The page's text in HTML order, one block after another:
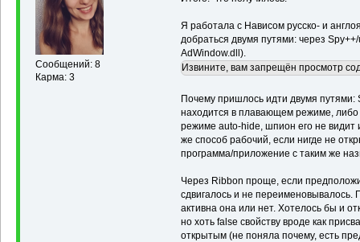
Сообщений: 8
Карма: 3
Я работала с Нависом русско- и
добраться двумя путями: через
AdWindow.dll).
Извините, вам запрещён просмотр
Почему пришлось идти двумя путями:
находится в плавающем режиме, либо
режиме auto-hide, шпион его не видит
же способ рабочий, если нигде не
программа/приложение с таким же
Через Ribbon проще, если
сдвигалось и не
активна она или нет. Хотелось бы и
но хоть false свойству вроде как
открытым (не поняла почему, есть